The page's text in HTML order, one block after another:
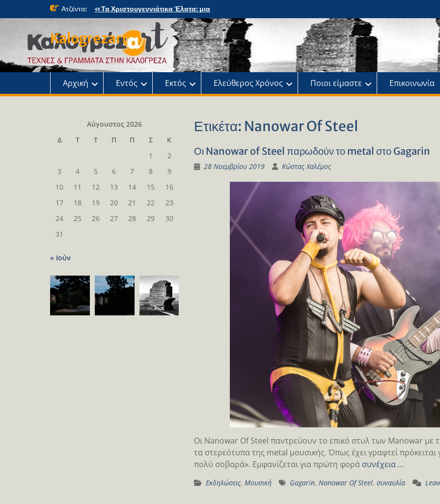
Ατζέντα:
«Τα Χριστουγεννιάτικα Έλατα: μια
μαγική περιπέτεια» στο κτήμα Φιξ
Η Χριστουγεννιάτικη συναυλία του
Ωδείου
Παρουσίαση του βιβλίου: Τα παιδιά της
αλάνας
Παρουσίαση του βιβλίου «Τοντόρ, από
τη Σαφράμπολη στην Καλογρέζα»
Kalogrezart
Αρχική Εντός Εκτός Ελεύθερος Χρόνος Ποιοι είμαστε Επικοινωνία
Ετικέτα: Nanowar Of Steel
Οι Nanowar of Steel παρωδούν το metal στο Gagarin
28 Νοεμβρίου 2019 Κώστας Χαλέμος
Οι Nanowar Of Steel παντρεύουν το επικό στυλ των Manowar
τα στερεότυπα της metal μουσικής. Όπως έχει γραφτεί
πολύ σοβαρά». Εμφανίζεται για πρώτη φορά συνέχεια …
Εκδηλώσεις, Μουσική Gagarin, Nanowar Of Steel, συναυλία
Αύγουστος 2026
Δ
Τ Τ Π Π Σ
Κ
1
2
3
4 5 6 7 8
9
10
11 12 13 14 15
16
17
18 19 20 21 22
23
24
25 26 27 28 29
30
31
« Ιούν